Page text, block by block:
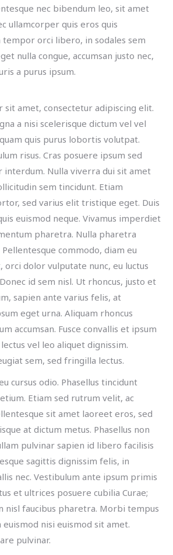
nec bibendum leo, sit amet
ullamcorper quis eros quis
tempor orci libero, in sodales sem
nulla congue, accumsan justo nec,
a purus ipsum.
sit amet, consectetur adipiscing elit.
a nisi scelerisque dictum vel vel
quis purus lobortis volutpat.
risus. Cras posuere ipsum sed
Nulla viverra dui sit amet
sem tincidunt. Etiam
sed varius elit tristique eget. Duis
euismod neque. Vivamus imperdiet
pharetra. Nulla pharetra
commodo, diam eu
orci dolor vulputate nunc, eu luctus
id sem nisl. Ut rhoncus, justo et
sapien ante varius felis, at
eget urna. Aliquam rhoncus
accumsan. Fusce convallis et ipsum
vel leo aliquet dignissim.
sem, sed fringilla lectus.
cursus odio. Phasellus tincidunt
Etiam sed rutrum velit, ac
sit amet laoreet eros, sed
at dictum metus. Phasellus non
pulvinar sapien id libero facilisis
sagittis dignissim felis, in
nec. Vestibulum ante ipsum primis
et ultrices posuere cubilia Curae;
nisl faucibus pharetra. Morbi tempus
nisi euismod sit amet.
pulvinar.